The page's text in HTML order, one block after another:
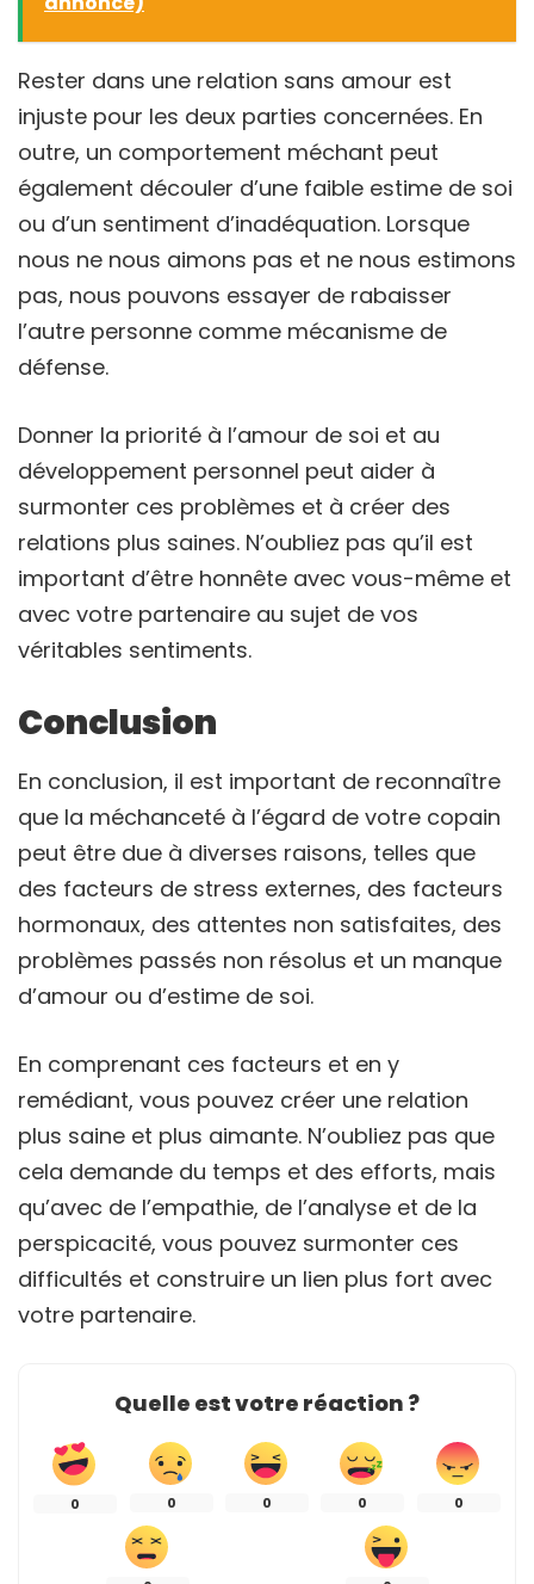
Rester dans une relation sans amour est
injuste pour les deux parties concernées. En
outre, un comportement méchant peut
également découler d’une faible estime de soi
ou d’un sentiment d’inadéquation. Lorsque
nous ne nous aimons pas et ne nous estimons
pas, nous pouvons essayer de rabaisser
l’autre personne comme mécanisme de
défense.
Donner la priorité à l’amour de soi et au
développement personnel peut aider à
surmonter ces problèmes et à créer des
relations plus saines. N’oubliez pas qu’il est
important d’être honnête avec vous-même et
avec votre partenaire au sujet de vos
véritables sentiments.
Conclusion
En conclusion, il est important de reconnaître
que la méchanceté à l’égard de votre copain
peut être due à diverses raisons, telles que
des facteurs de stress externes, des facteurs
hormonaux, des attentes non satisfaites, des
problèmes passés non résolus et un manque
d’amour ou d’estime de soi.
En comprenant ces facteurs et en y
remédiant, vous pouvez créer une relation
plus saine et plus aimante. N’oubliez pas que
cela demande du temps et des efforts, mais
qu’avec de l’empathie, de l’analyse et de la
perspicacité, vous pouvez surmonter ces
difficultés et construire un lien plus fort avec
votre partenaire.
Quelle est votre réaction ?
0 0 0 0 0